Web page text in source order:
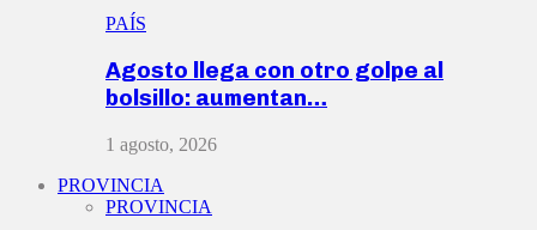
PAÍS
Agosto llega con otro golpe al
bolsillo: aumentan…
1 agosto, 2026
PROVINCIA
PROVINCIA